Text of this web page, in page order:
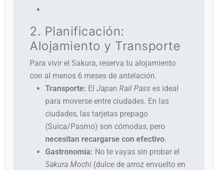
2. Planificación:
Alojamiento y Transporte
Para vivir el Sakura, reserva tu alojamiento
con al menos 6 meses de antelación.
Transporte: ElJapan Rail Pass es ideal
para moverse entre ciudades. En las
ciudades, las tarjetas prepago
(Suica/Pasmo) son cómodas, pero
necesitan recargarse con efectivo.
Gastronomía: No te vayas sin probar el
Sakura Mochi (dulce de arroz envuelto en